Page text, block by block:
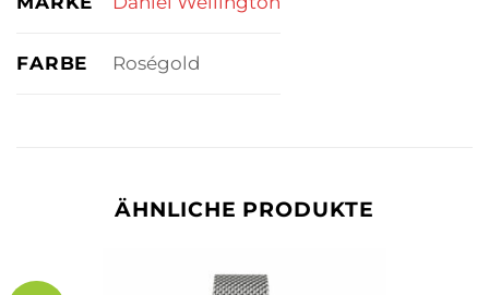
FARBE Roségold
ÄHNLICHE PRODUKTE